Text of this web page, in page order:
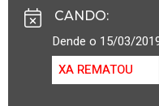
CANDO:
Dende o 15/03/
XA REMATOU